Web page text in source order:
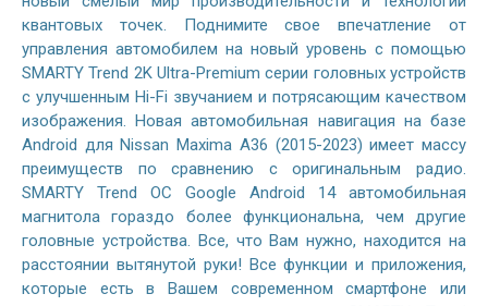
квантовых точек. Поднимите свое впечатление от
управления автомобилем на новый уровень с помощью
SMARTY Trend 2K Ultra-Premium серии головных устройств
с улучшенным Hi-Fi звучанием и потрясающим качеством
изображения. Новая автомобильная навигация на базе
Android для Nissan Maxima A36 (2015-2023) имеет массу
преимуществ по сравнению с оригинальным радио.
SMARTY Trend ОС Google Android 14 автомобильная
магнитола гораздо более функциональна, чем другие
головные устройства. Все, что Вам нужно, находится на
расстоянии вытянутой руки! Все функции и приложения,
которые есть в Вашем современном смартфоне или